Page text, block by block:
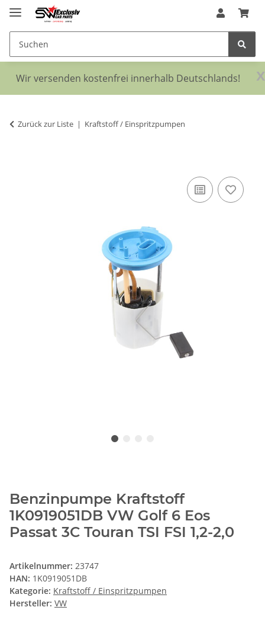
x
Wir versenden kostenfrei innerhalb Deutschlands!
Zurück zur Liste Kraftstoff / Einspritzpumpen
Benzinpumpe Kraftstoff
1K0919051DB VW Golf 6 Eos
Passat 3C Touran TSI FSI 1,2-2,0
Artikelnummer: 23747
HAN: 1K0919051DB
Kategorie: Kraftstoff / Einspritzpumpen
Hersteller: VW